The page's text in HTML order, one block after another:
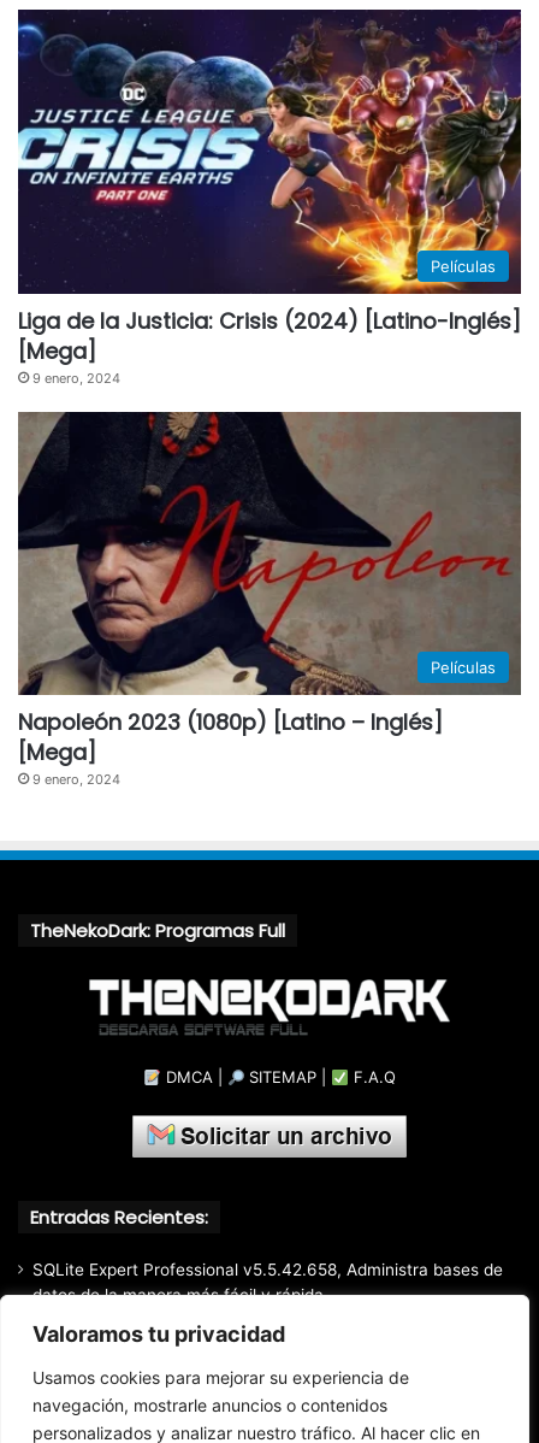
Valoramos tu privacidad
Usamos cookies para mejorar su experiencia de
navegación, mostrarle anuncios o contenidos
personalizados y analizar nuestro tráfico. Al hacer clic en
Películas
Liga de la Justicia: Crisis (2024) [Latino-Inglés]
[Mega]
9 enero, 2024
Películas
Napoleón 2023 (1080p) [Latino – Inglés]
[Mega]
9 enero, 2024
TheNekoDark: Programas Full
DMCA| SITEMAP F.A.Q
Entradas Recientes:
SQLite Expert Professional v5.5.42.658, Administra bases de
datos de la manera más fácil y rápida
Mozilla Firefox (2026) v153.0.3, Navegador web libre y de
Total Audio Converter v6.1.0.305, Solución para convertir o
modificar todos los formatos de audio existentes